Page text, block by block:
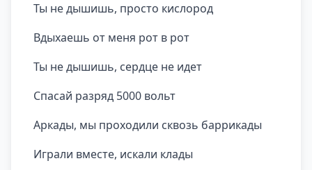
Ты не дышишь, просто кислород
Вдыхаешь от меня рот в рот
Ты не дышишь, сердце не идет
Спасай разряд 5000 вольт
Аркады, мы проходили сквозь баррикады
Играли вместе, искали клады